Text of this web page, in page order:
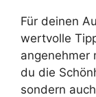
Für deinen
wertvolle
angenehmer
du die
sondern